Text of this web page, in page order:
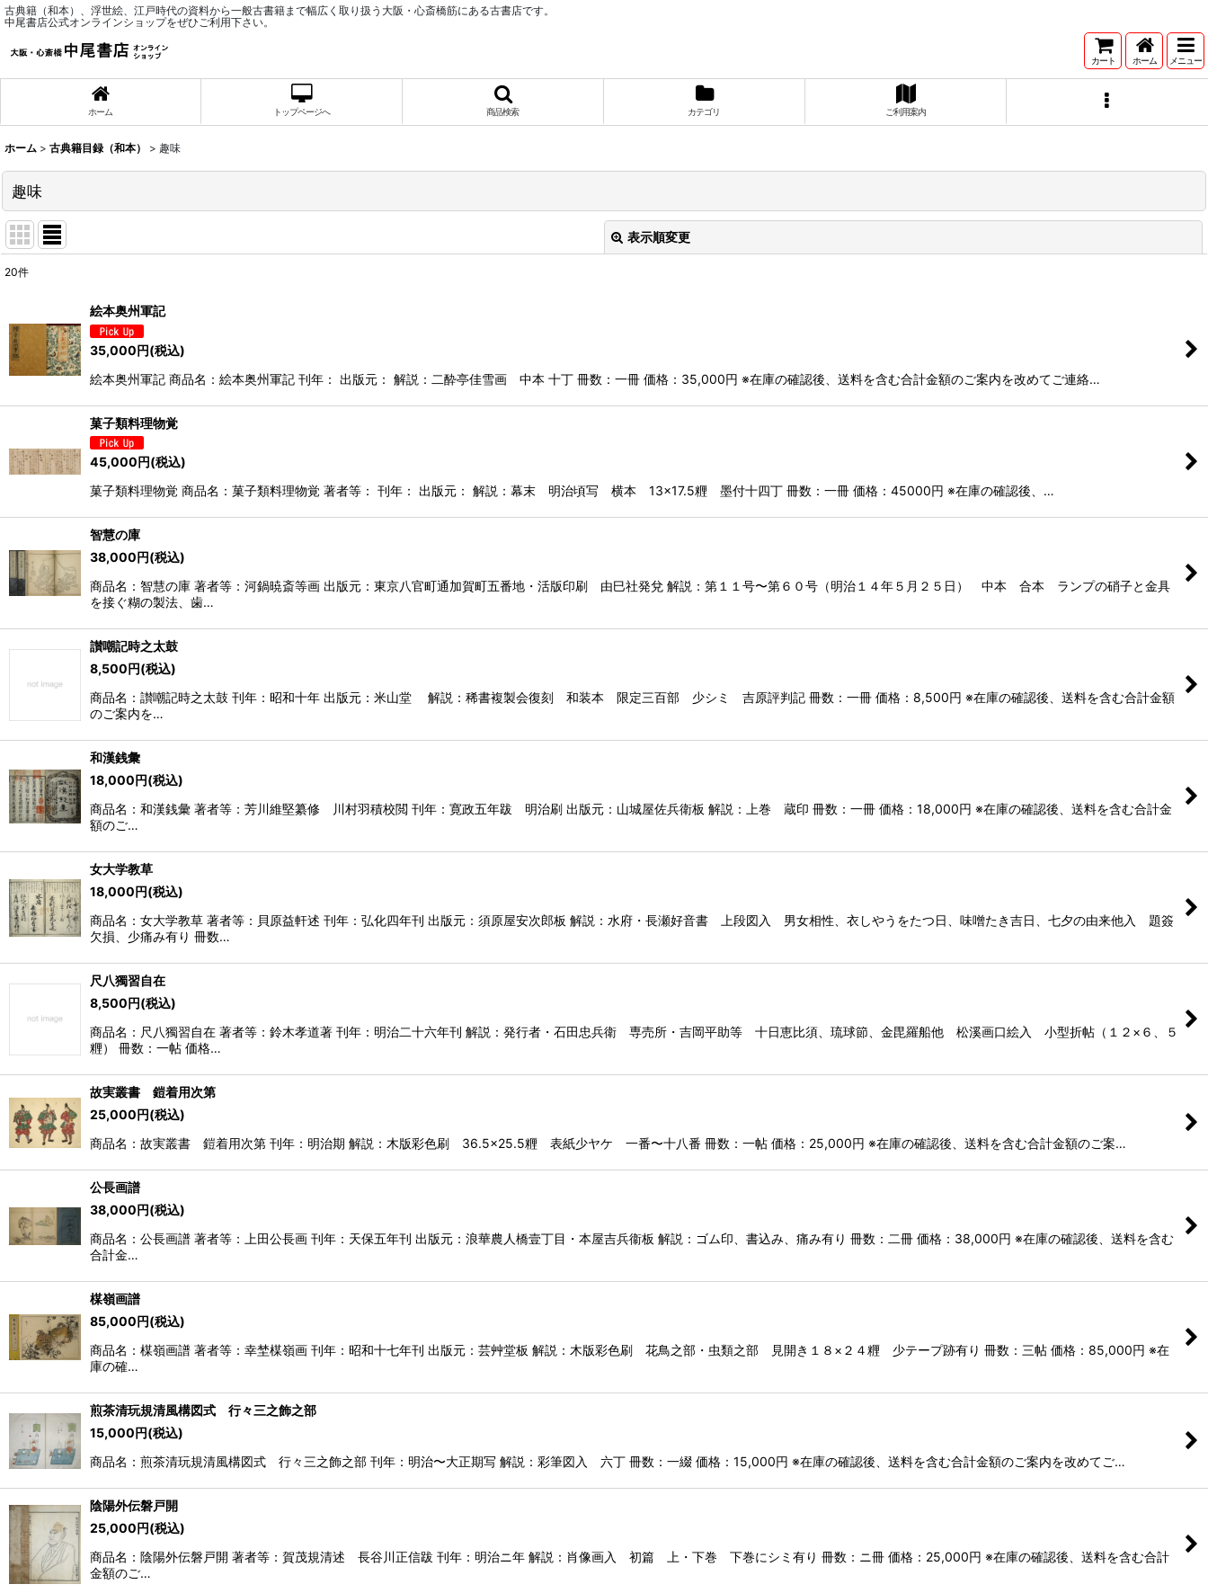
古典籍（和本）、浮世絵、江戸時代の資料から一般古書籍まで幅広く取り扱う大阪・心斎橋筋にある古書店です。
中尾書店公式オンラインショップをぜひご利用下さい。
カート ホーム メニュー
ホーム トップページへ 商品検索 カテゴリ ご利用案内
ホーム > 古典籍目録（和本） > 趣味
趣味
表示順変更
並び順:
絞り込む
20件
絵本奥州軍記
35,000円(税込)
絵本奥州軍記 商品名：絵本奥州軍記 刊年： 出版元： 解説：二酔亭佳雪画 中本 十丁 冊数：一冊 価格：35,000円 ※在庫の確認後、送料を含む合計金額のご案内を改めてご連絡…
菓子類料理物覚
45,000円(税込)
菓子類料理物覚 商品名：菓子類料理物覚 著者等： 刊年： 出版元： 解説：幕末 明治頃写 横本 13×17.5糎 墨付十四丁 冊数：一冊 価格：45000円 ※在庫の確認後、…
智慧の庫
38,000円(税込)
商品名：智慧の庫 著者等：河鍋暁斎等画 出版元：東京八官町通加賀町五番地・活版印刷 由巳社発兌 解説：第１１号〜第６０号（明治１４年５月２５日） 中本 合本 ランプの硝子と金具
を接ぐ糊の製法、歯…
讃嘲記時之太鼓
8,500円(税込)
商品名：讃嘲記時之太鼓 刊年：昭和十年 出版元：米山堂 解説：稀書複製会復刻 和装本 限定三百部 少シミ 吉原評判記 冊数：一冊 価格：8,500円 ※在庫の確認後、送料を含む合計金額
のご案内を…
和漢銭彙
18,000円(税込)
商品名：和漢銭彙 著者等：芳川維堅纂修 川村羽積校閲 刊年：寛政五年跋 明治刷 出版元：山城屋佐兵衛板 解説：上巻 蔵印 冊数：一冊 価格：18,000円 ※在庫の確認後、送料を含む合計金
額のご…
女大学教草
18,000円(税込)
商品名：女大学教草 著者等：貝原益軒述 刊年：弘化四年刊 出版元：須原屋安次郎板 解説：水府・長瀬好音書 上段図入 男女相性、衣しやうをたつ日、味噌たき吉日、七夕の由来他入 題簽
欠損、少痛み有り 冊数…
尺八獨習自在
8,500円(税込)
商品名：尺八獨習自在 著者等：鈴木孝道著 刊年：明治二十六年刊 解説：発行者・石田忠兵衛 専売所・吉岡平助等 十日恵比須、琉球節、金毘羅船他 松溪画口絵入 小型折帖（１２×６、５
糎） 冊数：一帖 価格…
故実叢書 鎧着用次第
25,000円(税込)
商品名：故実叢書 鎧着用次第 刊年：明治期 解説：木版彩色刷 36.5×25.5糎 表紙少ヤケ 一番〜十八番 冊数：一帖 価格：25,000円 ※在庫の確認後、送料を含む合計金額のご案…
公長画譜
38,000円(税込)
商品名：公長画譜 著者等：上田公長画 刊年：天保五年刊 出版元：浪華農人橋壹丁目・本屋吉兵衞板 解説：ゴム印、書込み、痛み有り 冊数：二冊 価格：38,000円 ※在庫の確認後、送料を含む
合計金…
楳嶺画譜
85,000円(税込)
商品名：楳嶺画譜 著者等：幸埜楳嶺画 刊年：昭和十七年刊 出版元：芸艸堂板 解説：木版彩色刷 花鳥之部・虫類之部 見開き１８×２４糎 少テープ跡有り 冊数：三帖 価格：85,000円 ※在
庫の確…
煎茶清玩規清風構図式 行々三之飾之部
15,000円(税込)
商品名：煎茶清玩規清風構図式 行々三之飾之部 刊年：明治〜大正期写 解説：彩筆図入 六丁 冊数：一綴 価格：15,000円 ※在庫の確認後、送料を含む合計金額のご案内を改めてご…
陰陽外伝磐戸開
25,000円(税込)
商品名：陰陽外伝磐戸開 著者等：賀茂規清述 長谷川正信跋 刊年：明治ニ年 解説：肖像画入 初篇 上・下巻 下巻にシミ有り 冊数：ニ冊 価格：25,000円 ※在庫の確認後、送料を含む合計
金額のご…